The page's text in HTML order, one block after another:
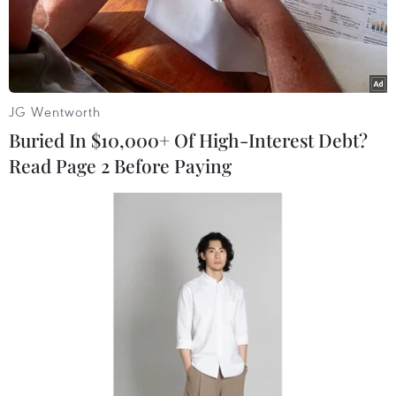
Chiến lược bán dẫn của Ấn Độ và những gợi mở
cho Việt Nam
10/08/2026 03:59
Tổng Bí thư, Chủ tịch nước Tô Lâm: Việt Nam-
Australia xây dựng, triển khai chiến lược kết nối
khoa học, công nghệ và đổi mới sáng tạo tầm nhìn
Bộ trưởng Ngoại giao Winston Peters: Việt Nam là
đối tác quan trọng của New Zealand
Hàn Quốc lại xảy ra sự cố rò rỉ thông tin cá nhân
JG Wentworth
Buried In $10,000+ Of High-Interest Debt?
Read Page 2 Before Paying